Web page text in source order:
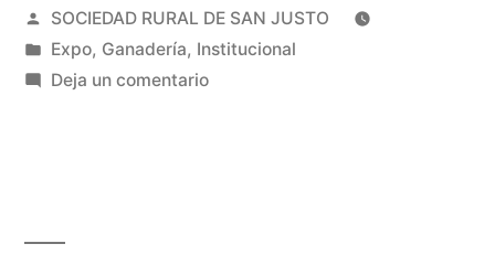
SOCIEDAD RURAL DE SAN JUSTO
Expo, Ganadería, Institucional
Deja un comentario